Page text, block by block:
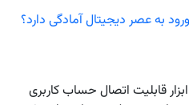
به عصر دیجیتال آمادگی دارد؟
قابلیت اتصال حساب کاربری